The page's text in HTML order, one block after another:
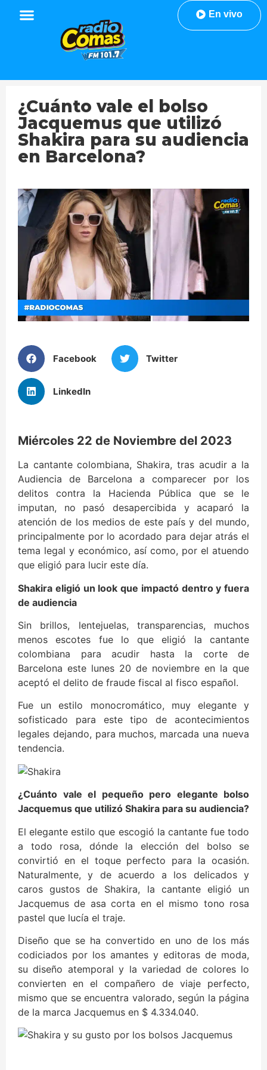
En vivo
¿Cuánto vale el bolso
Jacquemus que utilizó
Shakira para su audiencia
en Barcelona?
Facebook Twitter
LinkedIn
Miércoles 22 de Noviembre del 2023
La cantante colombiana, Shakira, tras acudir a la
Audiencia de Barcelona a comparecer por los
delitos contra la Hacienda Pública que se le
imputan, no pasó desapercibida y acaparó la
atención de los medios de este país y del mundo,
principalmente por lo acordado para dejar atrás el
tema legal y económico, así como, por el atuendo
que eligió para lucir este día.
Shakira eligió un look que impactó dentro y fuera
de audiencia
Sin brillos, lentejuelas, transparencias, muchos
menos escotes fue lo que eligió la cantante
colombiana para acudir hasta la corte de
Barcelona este lunes 20 de noviembre en la que
aceptó el delito de fraude fiscal al fisco español.
Fue un estilo monocromático, muy elegante y
sofisticado para este tipo de acontecimientos
legales dejando, para muchos, marcada una nueva
tendencia.
¿Cuánto vale el pequeño pero elegante bolso
Jacquemus que utilizó Shakira para su audiencia?
El elegante estilo que escogió la cantante fue todo
a todo rosa, dónde la elección del bolso se
convirtió en el toque perfecto para la ocasión.
Naturalmente, y de acuerdo a los delicados y
caros gustos de Shakira, la cantante eligió un
Jacquemus de asa corta en el mismo tono rosa
pastel que lucía el traje.
Diseño que se ha convertido en uno de los más
codiciados por los amantes y editoras de moda,
su diseño atemporal y la variedad de colores lo
convierten en el compañero de viaje perfecto,
mismo que se encuentra valorado, según la página
de la marca Jacquemus en $ 4.334.040.